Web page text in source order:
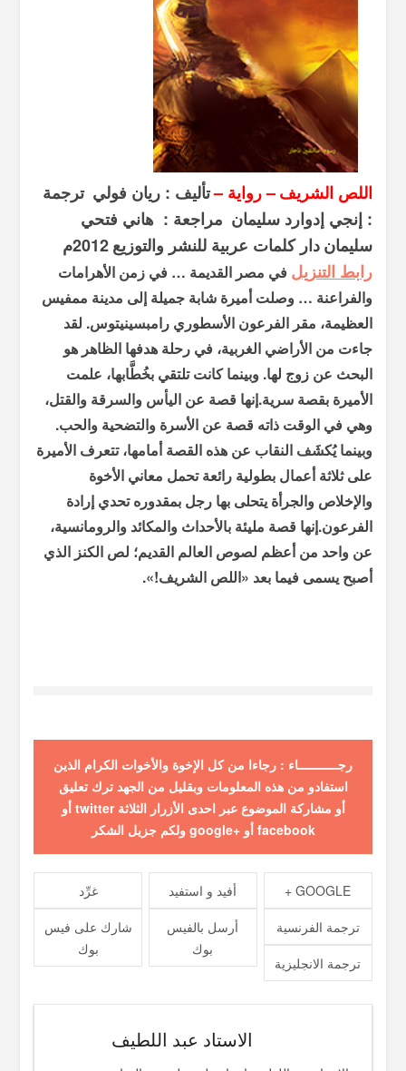
اللص الشريف – رواية –تأليف : ريان فولي ترجمة
: إنجي إدوارد سليمان مراجعة : هاني فتحي
سليمان دار كلمات عربية للنشر والتوزيع 2012م
رابط التنزيل في مصر القديمة … في زمن الأهرامات
والفراعنة … وصلت أميرة شابة جميلة إلى مدينة ممفيس
العظيمة، مقر الفرعون الأسطوري رامبسينيتوس. لقد
جاءت من الأراضي الغربية، في رحلة هدفها الظاهر هو
البحث عن زوج لها. وبينما كانت تلتقي بخُطَّابها، علمت
الأميرة بقصة سرية.إنها قصة عن اليأس والسرقة والقتل،
وهي في الوقت ذاته قصة عن الأسرة والتضحية والحب.
وبينما يُكشَف النقاب عن هذه القصة أمامها، تتعرف الأميرة
على ثلاثة أعمال بطولية رائعة تحمل معاني الأخوة
والإخلاص والجرأة يتحلى بها رجل بمقدوره تحدي إرادة
الفرعون.إنها قصة مليئة بالأحداث والمكائد والرومانسية،
عن واحد من أعظم لصوص العالم القديم؛ لص الكنز الذي
أصبح يسمى فيما بعد «اللص الشريف!».
رجـــــــــــاء : رجاءا من كل الإخوة والأخوات الكرام الذين
استفادو من هذه المعلومات وبقليل من الجهد ترك تعليق
أو مشاركة الموضوع عبر احدى الأزرار الثلاثة twitter أو
facebook أو +google ولكم جزيل الشكر
غرِّد أفيد و استفيد
GOOGLE +
شارك على فيس
بوك
أرسل بالفيس
بوك
ترجمة الفرنسية
ترجمة الانجليزية
الاستاد عبد اللطيف